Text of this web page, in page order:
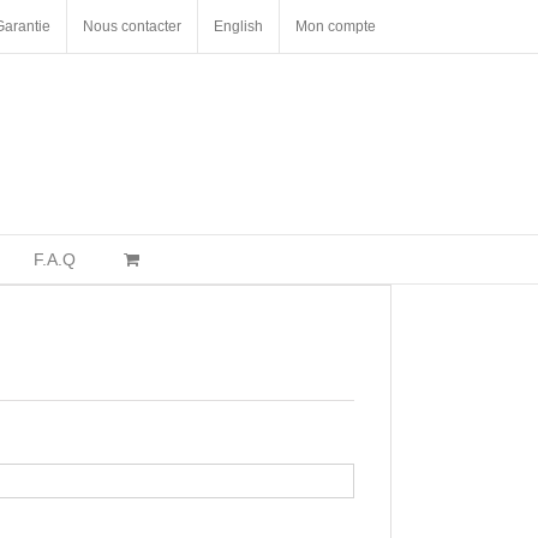
Nous contacter English Mon compte
F.A.Q